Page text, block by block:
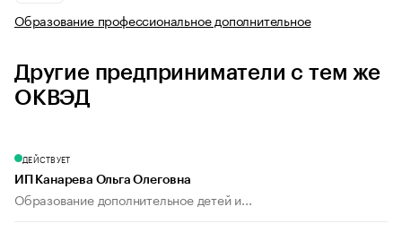
Образование профессиональное дополнительное
Другие предприниматели с тем же
ОКВЭД
ДЕЙСТВУЕТ
ИП Канарева Ольга Олеговна
Образование дополнительное детей и...